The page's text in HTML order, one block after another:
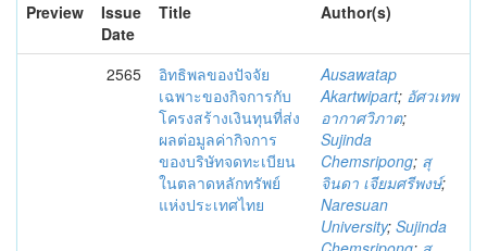
Preview
Issue
Date
Title Author(s)
2565
อิทธิพลของปัจจัย
เฉพาะของกิจการกับ
โครงสร้างเงินทุนที่ส่ง
ผลต่อมูลค่ากิจการ
ของบริษัทจดทะเบียน
ในตลาดหลักทรัพย์
แห่งประเทศไทย
Ausawatap
Akartwipart; อัศวเทพ
อากาศวิภาต;
Sujinda
Chemsripong; สุ
จินดา เจียมศรีพงษ์;
Naresuan
University; Sujinda